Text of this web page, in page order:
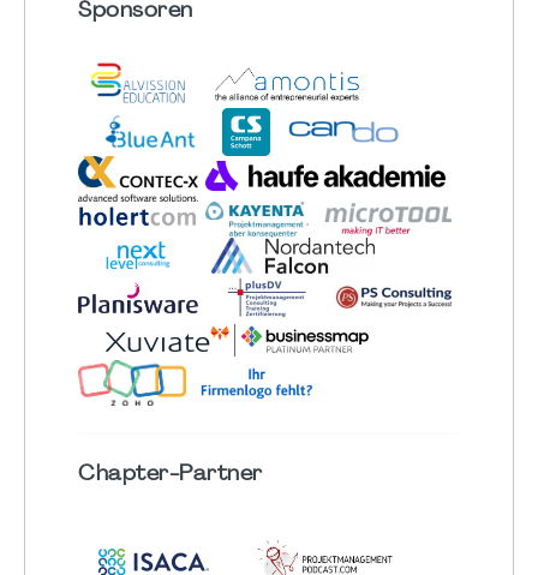
Sponsoren
Chapter-Partner